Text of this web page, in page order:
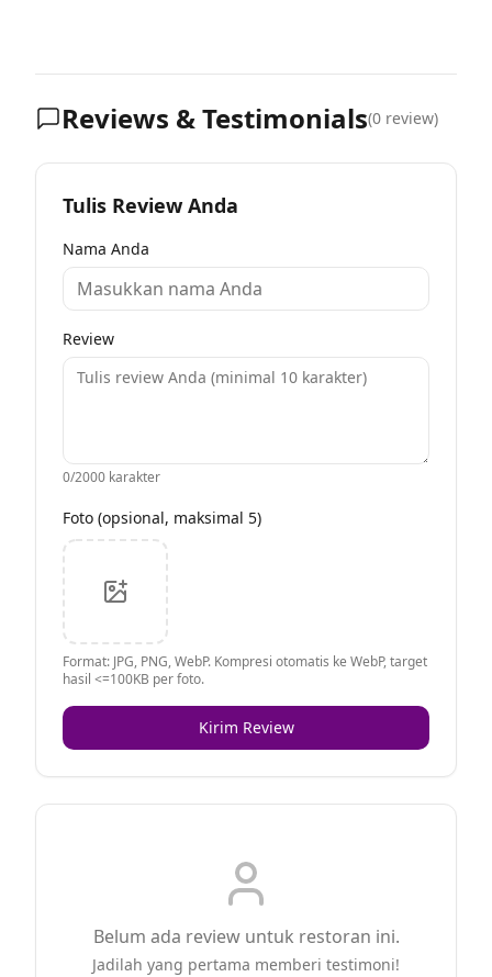
Reviews & Testimonials(0 review)
Tulis Review Anda
Nama Anda
Review
0/2000 karakter
Foto (opsional, maksimal 5)
Format: JPG, PNG, WebP. Kompresi otomatis ke WebP, target
hasil <=100KB per foto.
Kirim Review
Belum ada review untuk restoran ini.
Jadilah yang pertama memberi testimoni!